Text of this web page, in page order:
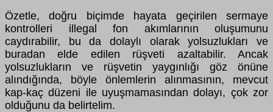
Özetle, doğru biçimde hayata geçirilen sermaye
kontrolleri illegal fon akımlarının oluşumunu
caydırabilir, bu da dolaylı olarak yolsuzlukları ve
buradan elde edilen rüşveti azaltabilir. Ancak
yolsuzlukların ve rüşvetin yaygınlığı göz önüne
alındığında, böyle önlemlerin alınmasının, mevcut
kap-kaç düzeni ile uyuşmamasından dolayı, çok zor
olduğunu da belirtelim.